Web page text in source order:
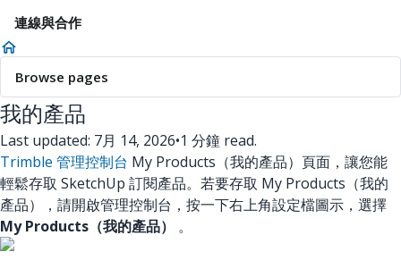
連線與合作
Browse pages
我的產品
Last updated: 7月 14, 2026•1 分鐘 read.
Trimble 管理控制台 My Products（我的產品）頁面，讓您能
輕鬆存取 SketchUp 訂閱產品。若要存取 My Products（我的
產品），請開啟管理控制台，按一下右上角設定檔圖示，選擇
My Products（我的產品）
。